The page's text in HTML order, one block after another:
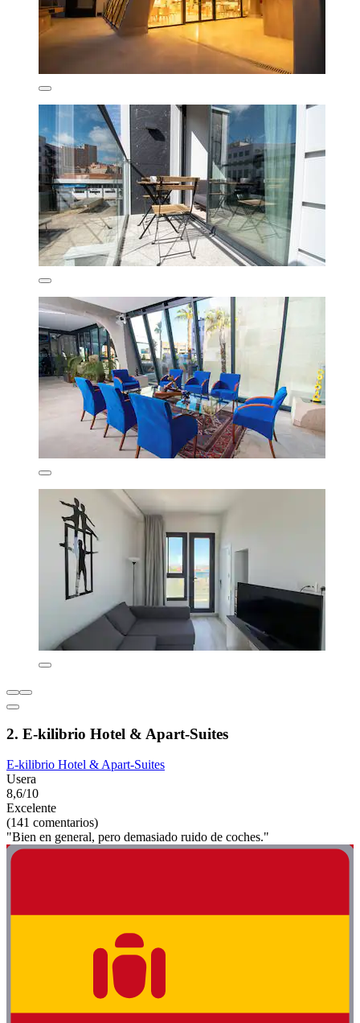
2. E-kilibrio Hotel & Apart-Suites
E-kilibrio Hotel & Apart-Suites
Usera
8,6/10
Excelente
(141 comentarios)
"Bien en general, pero demasiado ruido de coches."